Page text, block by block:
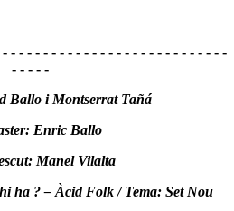
- - - - - - - - - - - - - - - - - - - - - - - - - - -
- - - - -
Ballo i Montserrat Tañá
Enric Ballo
Manel Vilalta
ha ? – Àcid Folk / Tema: Set Nou